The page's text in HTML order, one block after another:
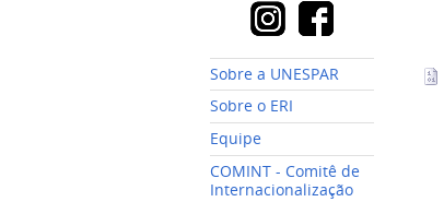
Sobre a UNESPAR
Sobre o ERI
Equipe
COMINT - Comitê de
Internacionalização